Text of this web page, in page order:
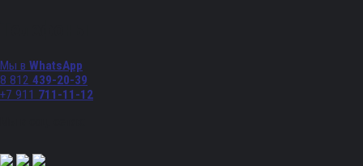
Мы в WhatsApp
8 812 439-20-39
+7 911 711-11-12